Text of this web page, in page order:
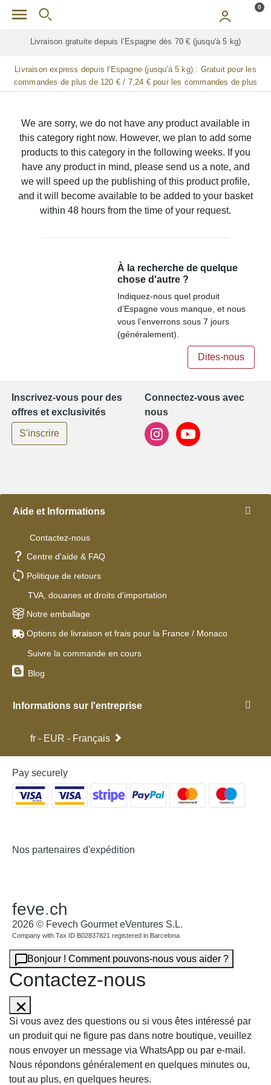
Skip to main content 0
Livraison gratuite depuis l’Espagne dès 70 € (jusqu'à 5 kg)
Livraison express depuis l'Espagne (jusqu'à 5 kg) : Gratuit pour les
commandes de plus de 120 € / 7,24 € pour les commandes de plus
de 90 € / 14,48 € pour les commandes de plus de 60 € / 21,72 € pour
We are sorry, we do not have any product available in
this category right now. However, we plan to add some
products to this category in the following weeks. If you
have any product in mind, please send us a note, and
we will speed up the publishing of this product profile,
and it will become available to be added to your basket
within 48 hours from the time of your request.
À la recherche de quelque
chose d'autre ?
Indiquez-nous quel produit
d’Espagne vous manque, et nous
vous l’enverrons sous 7 jours
(généralement).
Dites-nous
Inscrivez-vous pour des
offres et exclusivités
S'inscrire
Connectez-vous avec
nous
Aide et Informations
Contactez-nous
Centre d'aide & FAQ
Politique de retours
TVA, douanes et droits d'importation
Notre emballage
Options de livraison et frais pour la France / Monaco
Suivre la commande en cours
Blog
Informations sur l'entreprise
fr - EUR - Français
Pay securely
Nos partenaires d'expédition
feve.ch
2026 © Fevech Gourmet eVentures S.L.
Company with Tax ID B02837821 registered in Barcelona
Bonjour ! Comment pouvons-nous vous aider ?
Contactez-nous
Si vous avez des questions ou si vous êtes intéressé par
un produit qui ne figure pas dans notre boutique, veuillez
nous envoyer un message via WhatsApp ou par e-mail.
Nous répondons généralement en quelques minutes ou,
tout au plus, en quelques heures.